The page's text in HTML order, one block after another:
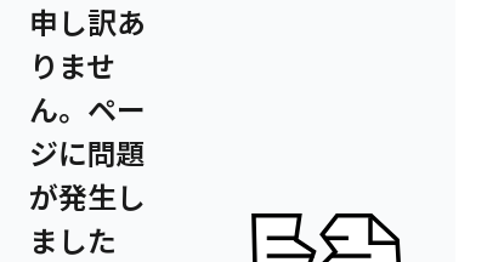
申し訳あ
りませ
ん。ペー
ジに問題
が発生し
ました